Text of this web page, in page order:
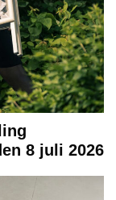
8 juli 2026